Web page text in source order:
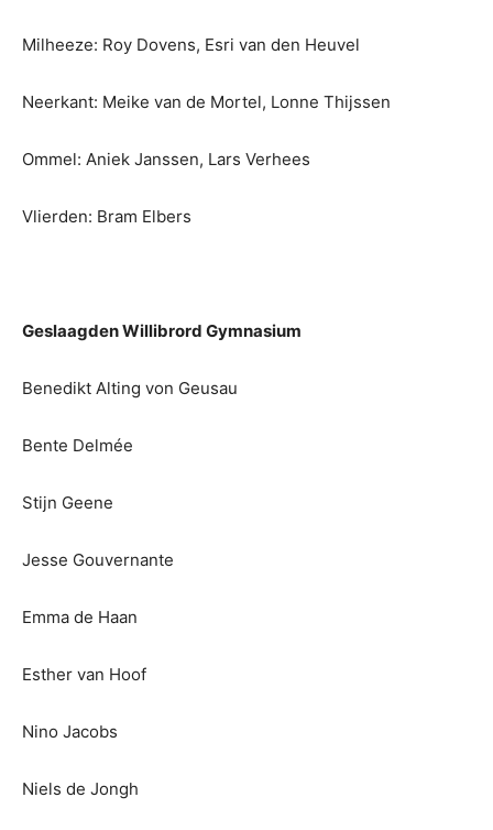
Milheeze: Roy Dovens, Esri van den Heuvel
Neerkant: Meike van de Mortel, Lonne Thijssen
Ommel: Aniek Janssen, Lars Verhees
Vlierden: Bram Elbers
Geslaagden Willibrord Gymnasium
Benedikt Alting von Geusau
Bente Delmée
Stijn Geene
Jesse Gouvernante
Emma de Haan
Esther van Hoof
Nino Jacobs
Niels de Jongh